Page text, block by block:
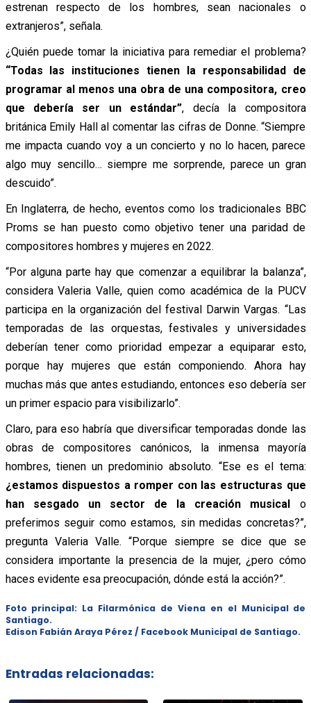
estrenan respecto de los hombres, sean nacionales o
extranjeros”, señala.
¿Quién puede tomar la iniciativa para remediar el problema?
“Todas las instituciones tienen la responsabilidad de
programar al menos una obra de una compositora, creo
que debería ser un estándar”, decía la compositora
británica Emily Hall al comentar las cifras de Donne. “Siempre
me impacta cuando voy a un concierto y no lo hacen, parece
algo muy sencillo… siempre me sorprende, parece un gran
descuido”.
En Inglaterra, de hecho, eventos como los tradicionales BBC
Proms se han puesto como objetivo tener una paridad de
compositores hombres y mujeres en 2022.
“Por alguna parte hay que comenzar a equilibrar la balanza”,
considera Valeria Valle, quien como académica de la PUCV
participa en la organización del festival Darwin Vargas. “Las
temporadas de las orquestas, festivales y universidades
deberían tener como prioridad empezar a equiparar esto,
porque hay mujeres que están componiendo. Ahora hay
muchas más que antes estudiando, entonces eso debería ser
un primer espacio para visibilizarlo”.
Claro, para eso habría que diversificar temporadas donde las
obras de compositores canónicos, la inmensa mayoría
hombres, tienen un predominio absoluto. “Ese es el tema:
¿estamos dispuestos a romper con las estructuras que
han sesgado un sector de la creación musical o
preferimos seguir como estamos, sin medidas concretas?”,
pregunta Valeria Valle. “Porque siempre se dice que se
considera importante la presencia de la mujer, ¿pero cómo
haces evidente esa preocupación, dónde está la acción?”.
Foto principal: La Filarmónica de Viena en el Municipal de
Santiago.
Edison Fabián Araya Pérez / Facebook Municipal de Santiago.
Entradas relacionadas: